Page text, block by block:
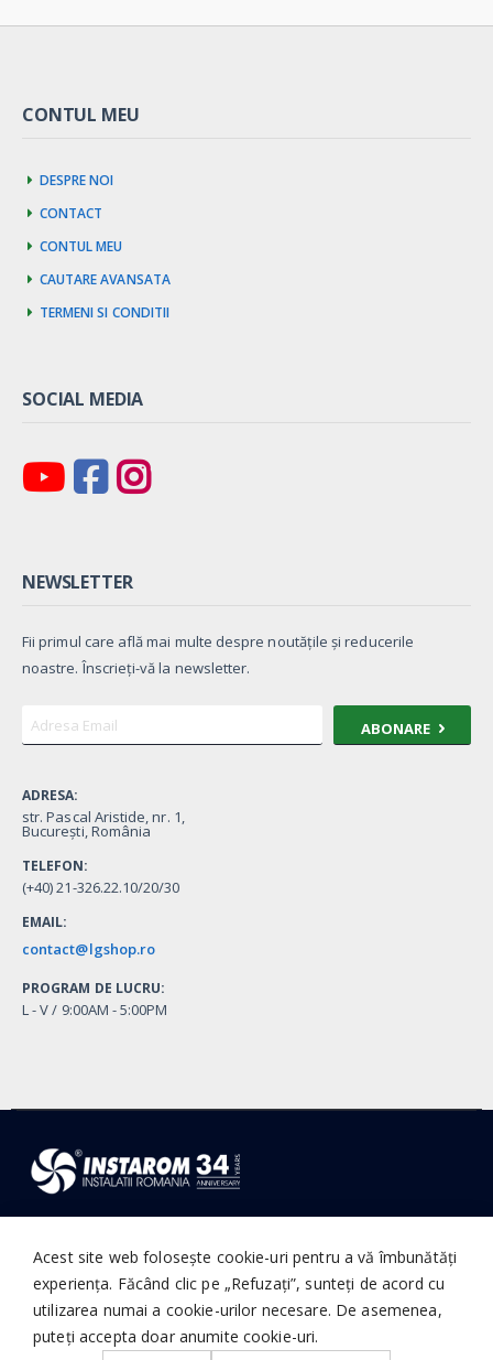
CONTUL MEU
Despre noi
Contact
Contul meu
Cautare avansata
Termeni si Conditii
SOCIAL MEDIA
NEWSLETTER
Fii primul care află mai multe despre noutățile și reducerile
noastre. Înscrieți-vă la newsletter.
ABONARE
ADRESA:
str. Pascal Aristide, nr. 1,
București, România
TELEFON:
(+40) 21-326.22.10/20/30
EMAIL:
contact@lgshop.ro
PROGRAM DE LUCRU:
L - V / 9:00AM - 5:00PM
Acest site web folosește cookie-uri pentru a vă îmbunătăți
experiența. Făcând clic pe „Refuzați”, sunteți de acord cu
utilizarea numai a cookie-urilor necesare. De asemenea,
puteți accepta doar anumite cookie-uri.